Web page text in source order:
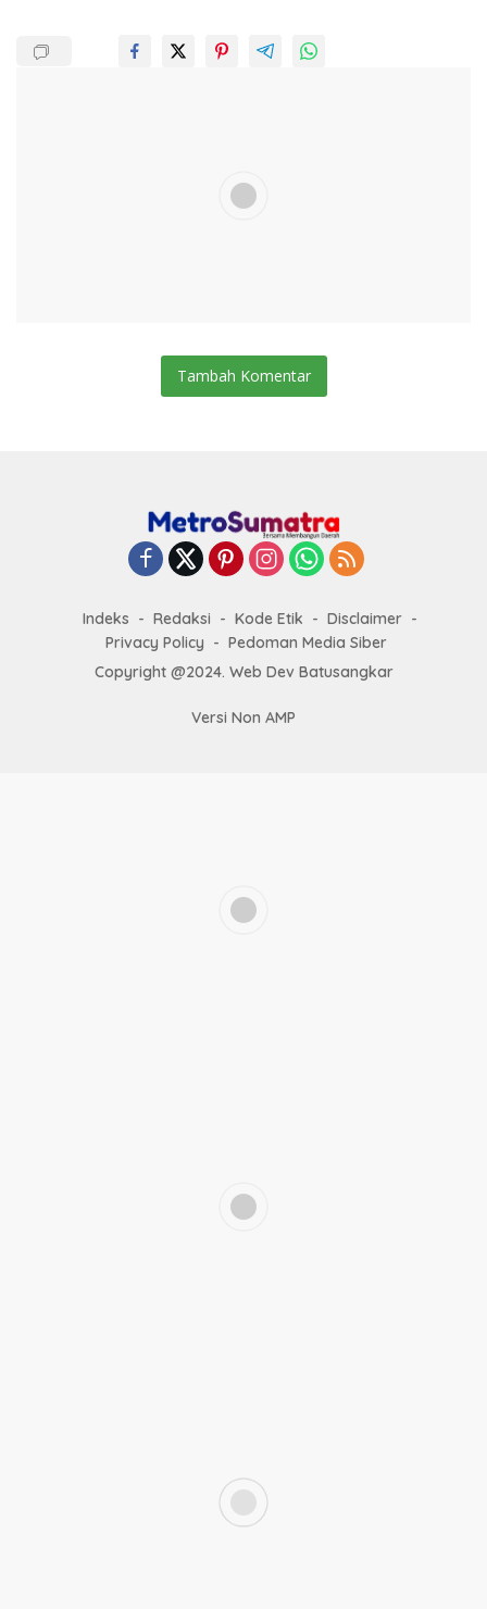
Tambah Komentar
Indeks Redaksi Kode Etik
Disclaimer
Privacy Policy
Pedoman Media Siber
Copyright @2024. Web Dev Batusangkar
Versi Non AMP